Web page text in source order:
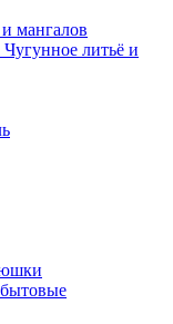
мангалов
Чугунное литьё и